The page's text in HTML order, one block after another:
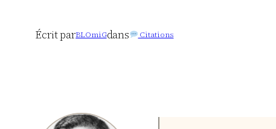
Écrit parBLOmiGdans Citations